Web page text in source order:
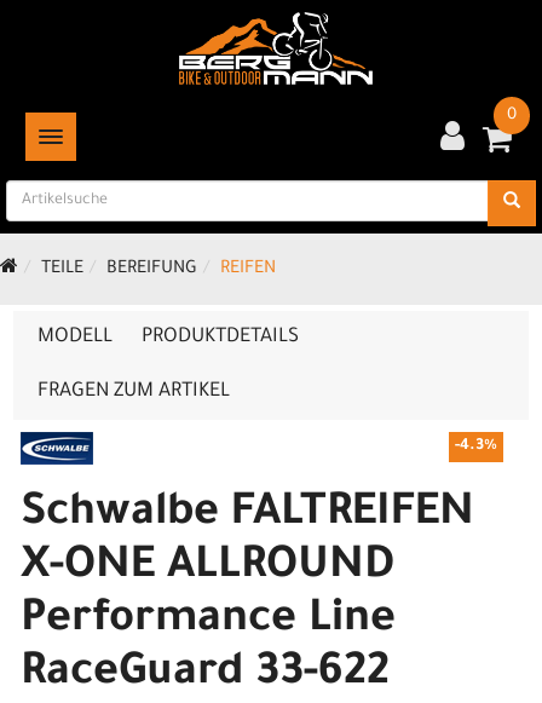
TOGGLE NAVIGATION
0
TEILE BEREIFUNG REIFEN
MODELL PRODUKTDETAILS
FRAGEN ZUM ARTIKEL
-4.3%
Schwalbe FALTREIFEN
X-ONE ALLROUND
Performance Line
RaceGuard 33-622